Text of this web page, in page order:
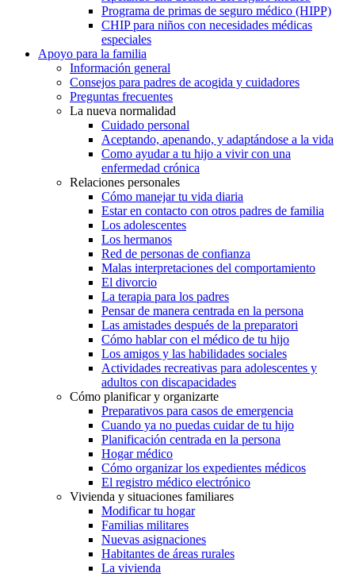
Programa de primas de seguro médico (HIPP)
CHIP para niños con necesidades médicas
especiales
Apoyo para la familia
Información general
Consejos para padres de acogida y cuidadores
Preguntas frecuentes
La nueva normalidad
Cuidado personal
Aceptando, apenando, y adaptándose a la vida
Como ayudar a tu hijo a vivir con una
enfermedad crónica
Relaciones personales
Cómo manejar tu vida diaria
Estar en contacto con otros padres de familia
Los adolescentes
Los hermanos
Red de personas de confianza
Malas interpretaciones del comportamiento
El divorcio
La terapia para los padres
Pensar de manera centrada en la persona
Las amistades después de la preparatori
Cómo hablar con el médico de tu hijo
Los amigos y las habilidades sociales
Actividades recreativas para adolescentes y
adultos con discapacidades
Cómo planificar y organizarte
Preparativos para casos de emergencia
Cuando ya no puedas cuidar de tu hijo
Planificación centrada en la persona
Hogar médico
Cómo organizar los expedientes médicos
El registro médico electrónico
Vivienda y situaciones familiares
Modificar tu hogar
Familias militares
Nuevas asignaciones
Habitantes de áreas rurales
La vivienda